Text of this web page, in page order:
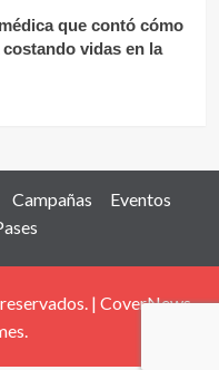
que contó cómo
vidas en la
Campañas
Eventos
| CoverNews